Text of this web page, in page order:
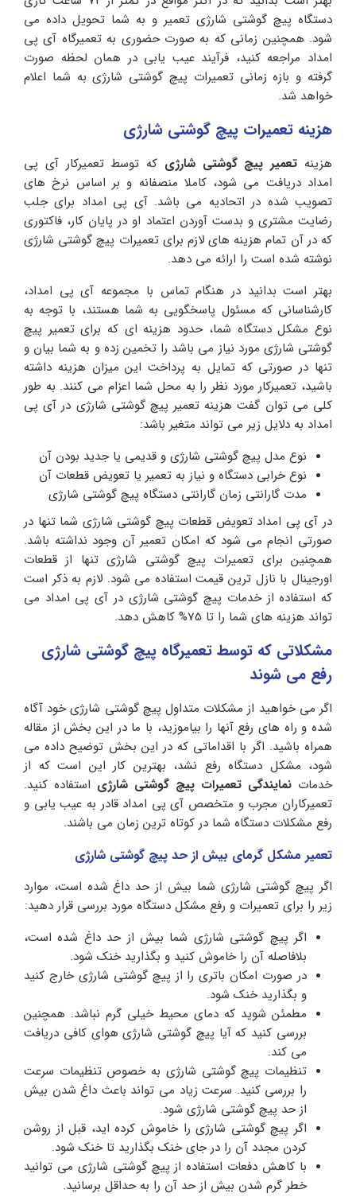
دستگاه پیچ گوشتی شارژی تعمیر و به شما تحویل داده می
شود. همچنین زمانی که به صورت حضوری به تعمیرگاه آی پی
امداد مراجعه کنید، فرآیند عیب یابی در همان لحظه صورت
گرفته و بازه زمانی تعمیرات پیچ گوشتی شارژی به شما اعلام
خواهد شد.
هزینه تعمیرات پیچ گوشتی شارژی
هزینه تعمیر پیچ گوشتی شارژی که توسط تعمیرکار آی پی
امداد دریافت می شود، کاملا منصفانه و بر اساس نرخ های
تصویب شده در اتحادیه می باشد. آی پی امداد برای جلب
رضایت مشتری و بدست آوردن اعتماد او در پایان کار، فاکتوری
که در آن تمام هزینه های لازم برای تعمیرات پیچ گوشتی شارژی
نوشته شده است را ارائه می دهد.
بهتر است بدانید در هنگام تماس با مجموعه آی پی امداد،
کارشناسانی که مسئول پاسخگویی به شما هستند، با توجه به
نوع مشکل دستگاه شما، حدود هزینه ای که برای تعمیر پیچ
گوشتی شارژی مورد نیاز می باشد را تخمین زده و به شما بیان و
تنها در صورتی که تمایل به پرداخت این میزان هزینه داشته
باشید، تعمیرکار مورد نظر را به محل شما اعزام می کنند. به طور
کلی می توان گفت هزینه تعمیر پیچ گوشتی شارژی در آی پی
امداد به دلایل زیر می تواند متغیر باشد:
نوع مدل پیچ گوشتی شارژی و قدیمی یا جدید بودن آن
نوع خرابی دستگاه و نیاز به تعمیر یا تعویض قطعات آن
مدت گارانتی زمان گارانتی دستگاه پیچ گوشتی شارژی
در آی پی امداد تعویض قطعات پیچ گوشتی شارژی شما تنها در
صورتی انجام می شود که امکان تعمیر آن وجود نداشته باشد.
همچنین برای تعمیرات پیچ گوشتی شارژی تنها از قطعات
اورجینال با نازل ترین قیمت استفاده می شود. لازم به ذکر است
که استفاده از خدمات پیچ گوشتی شارژی در آی پی امداد می
تواند هزینه های شما را تا 75% کاهش دهد.
مشکلاتی که توسط تعمیرگاه پیچ گوشتی شارژی
رفع می شوند
اگر می خواهید از مشکلات متداول پیچ گوشتی شارژی خود آگاه
شده و راه های رفع آنها را بیاموزید، با ما در این بخش از مقاله
همراه باشید. اگر با اقداماتی که در این بخش توضیح داده می
شود، مشکل دستگاه رفع نشد، بهترین کار این است که از
خدمات نمایندگی تعمیرات پیچ گوشتی شارژی استفاده کنید.
تعمیرکاران مجرب و متخصص آی پی امداد قادر به عیب یابی و
رفع مشکلات دستگاه شما در کوتاه ترین زمان می باشند.
تعمیر مشکل گرمای بیش از حد پیچ گوشتی شارژی
اگر پیچ گوشتی شارژی شما بیش از حد داغ شده است، موارد
زیر را برای تعمیرات و رفع مشکل دستگاه مورد بررسی قرار دهید:
اگر پیچ گوشتی شارژی شما بیش از حد داغ شده است،
بلافاصله آن را خاموش کنید و بگذارید خنک شود.
در صورت امکان باتری را از پیچ گوشتی شارژی خارج کنید
و بگذارید خنک شود.
مطمئن شوید که دمای محیط خیلی گرم نباشد. همچنین
بررسی کنید که آیا پیچ گوشتی شارژی هوای کافی دریافت
می کند.
تنظیمات پیچ گوشتی شارژی به خصوص تنظیمات سرعت
را بررسی کنید. سرعت زیاد می تواند باعث داغ شدن بیش
از حد پیچ ​​گوشتی شارژی شود.
اگر پیچ گوشتی شارژی را خاموش کرده اید، قبل از روشن
کردن مجدد آن را در جای خنک بگذارید تا خنک شود.
با کاهش دفعات استفاده از پیچ گوشتی شارژی می توانید
خطر گرم شدن بیش از حد آن را به حداقل برسانید.